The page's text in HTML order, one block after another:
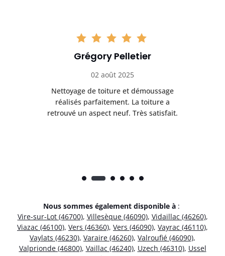
Grégory Pelletier
02 août 2025
Nettoyage de toiture et démoussage
réalisés parfaitement. La toiture a
retrouvé un aspect neuf. Très satisfait.
Nous sommes également disponible à :
Vire-sur-Lot (46700), Villesèque (46090), Vidaillac (46260),
Viazac (46100), Vers (46360), Vers (46090), Vayrac (46110),
Vaylats (46230), Varaire (46260), Valroufié (46090),
Valprionde (46800), Vaillac (46240), Uzech (46310), Ussel